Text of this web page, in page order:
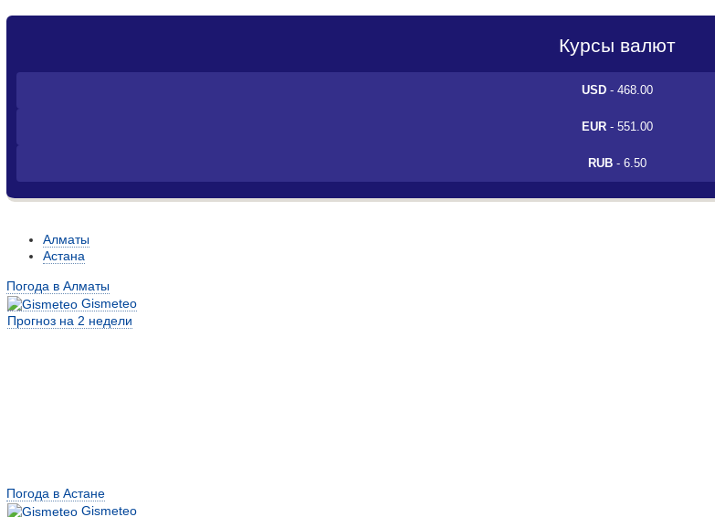
Курсы валют
USD- 468.00
EUR- 551.00
RUB- 6.50
Алматы
Астана
Погода в Алматы
Gismeteo
Прогноз на 2 недели
Погода в Астане
Gismeteo